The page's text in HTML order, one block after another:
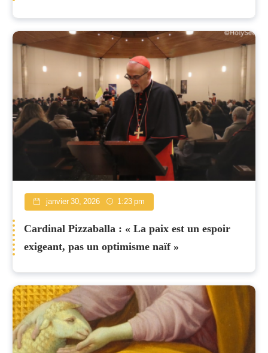
janvier 30, 2026 1:23 pm
Cardinal Pizzaballa : « La paix est un espoir
exigeant, pas un optimisme naïf »